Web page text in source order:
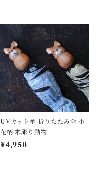
UVカット傘 折りたたみ傘 小
花柄 木彫り動物
¥4,950